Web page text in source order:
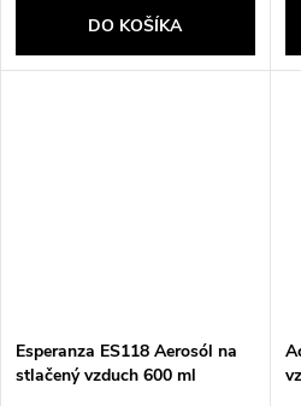
DO KOŠÍKA
Esperanza ES118 Aerosól na
stlačený vzduch 600 ml